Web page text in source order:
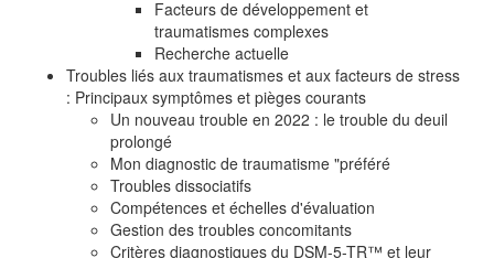
Facteurs de développement et
traumatismes complexes
Recherche actuelle
Troubles liés aux traumatismes et aux facteurs de stress
: Principaux symptômes et pièges courants
Un nouveau trouble en 2022 : le trouble du deuil
prolongé
Mon diagnostic de traumatisme "préféré
Troubles dissociatifs
Compétences et échelles d'évaluation
Gestion des troubles concomitants
Critères diagnostiques du DSM-5-TR™ et leur